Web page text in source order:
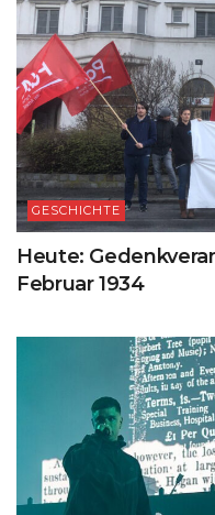
GESCHICHTE
Heute:
Februar 1934